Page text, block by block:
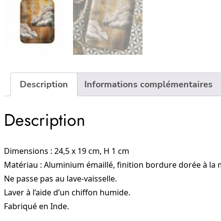
Description Informations complémentaires
Description
Dimensions : 24,5 x 19 cm, H 1 cm
Matériau : Aluminium émaillé, finition bordure dorée à la
Ne passe pas au lave-vaisselle.
Laver à l’aide d’un chiffon humide.
Fabriqué en Inde.